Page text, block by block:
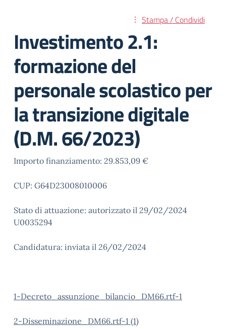
Stampa / Condividi
Investimento 2.1:
formazione del
personale scolastico per
la transizione digitale
(D.M. 66/2023)
Importo finanziamento: 29.853,09 €
CUP: G64D23008010006
Stato di attuazione: autorizzato il 29/02/2024
U0035294
Candidatura: inviata il 26/02/2024
1-Decreto_assunzione_bilancio_DM66.rtf-1
2-Disseminazione_DM66.rtf-1 (1)